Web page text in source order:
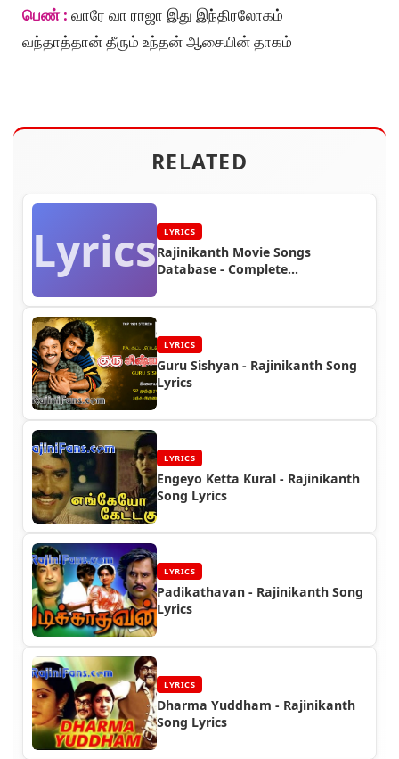
பெண் : வாரே வா ராஜா இது இந்திரலோகம்
வந்தாத்தான் தீரும் உந்தன் ஆசையின் தாகம்
RELATED
Lyrics LYRICS
Rajinikanth Movie Songs
Database - Complete
LYRICS
Guru Sishyan - Rajinikanth Song
Lyrics
LYRICS
Engeyo Ketta Kural - Rajinikanth
Song Lyrics
LYRICS
Padikathavan - Rajinikanth Song
Lyrics
LYRICS
Dharma Yuddham - Rajinikanth
Song Lyrics